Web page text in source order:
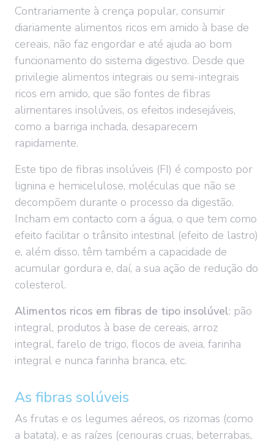
Contrariamente à crença popular, consumir
diariamente alimentos ricos em amido à base de
cereais, não faz engordar e até ajuda ao bom
funcionamento do sistema digestivo. Desde que
privilegie alimentos integrais ou semi-integrais
ricos em amido, que são fontes de fibras
alimentares insolúveis, os efeitos indesejáveis,
como a barriga inchada, desaparecem
rapidamente.
Este tipo de fibras insolúveis (FI) é composto por
lignina e hemicelulose, moléculas que não se
decompõem durante o processo da digestão.
Incham em contacto com a água, o que tem como
efeito facilitar o trânsito intestinal (efeito de lastro)
e, além disso, têm também a capacidade de
acumular gordura e, daí, a sua ação de redução do
colesterol.
Alimentos ricos em fibras de tipo insolúvel: pão
integral, produtos à base de cereais, arroz
integral, farelo de trigo, flocos de aveia, farinha
integral e nunca farinha branca, etc.
As fibras solúveis
As frutas e os legumes aéreos, os rizomas (como
a batata), e as raízes (cenouras cruas, beterrabas,